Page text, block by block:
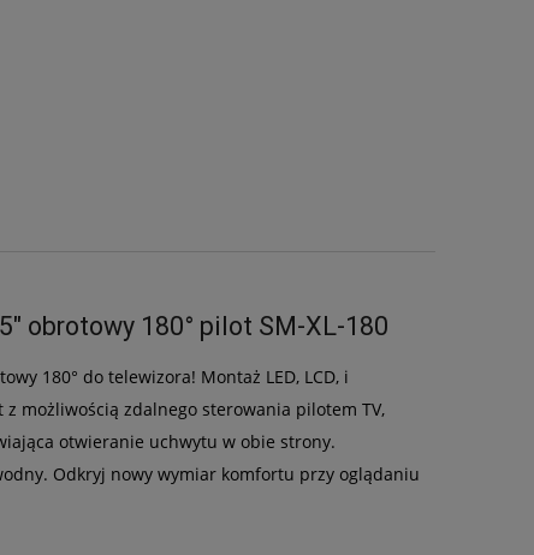
obrotowy 180° pilot SM-XL-180
180° do telewizora! Montaż LED, LCD, i
możliwością zdalnego sterowania pilotem TV,
otwieranie uchwytu w obie strony.
Odkryj nowy wymiar komfortu przy oglądaniu